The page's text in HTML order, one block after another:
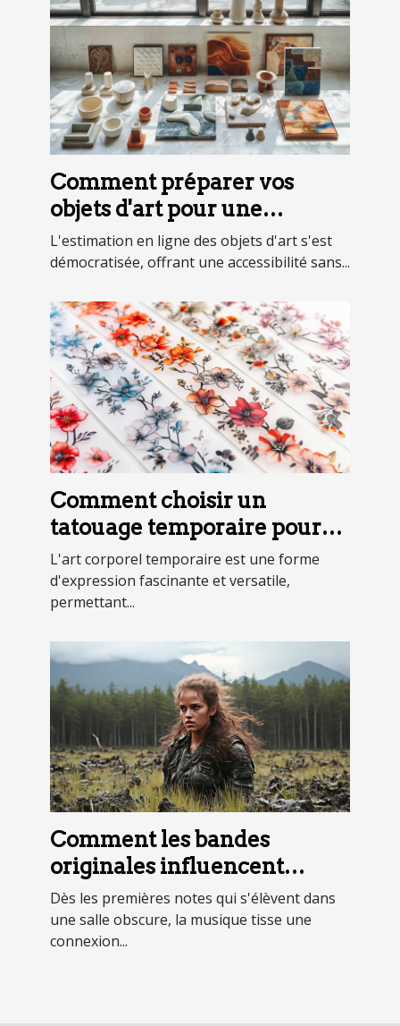
Comment préparer vos
objets d'art pour une
estimation en ligne efficace
L'estimation en ligne des objets d'art s'est
démocratisée, offrant une accessibilité sans...
Comment choisir un
tatouage temporaire pour
chaque occasion
L'art corporel temporaire est une forme
d'expression fascinante et versatile,
permettant...
Comment les bandes
originales influencent
l'atmosphère des films
Dès les premières notes qui s'élèvent dans
une salle obscure, la musique tisse une
connexion...